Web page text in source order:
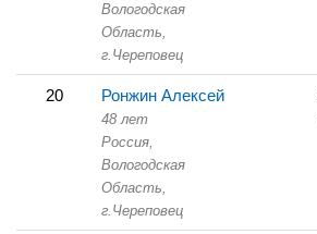
Вологодская
Область,
г.Череповец
20 Ронжин Алексей
48 лет
Россия,
Вологодская
Область,
г.Череповец